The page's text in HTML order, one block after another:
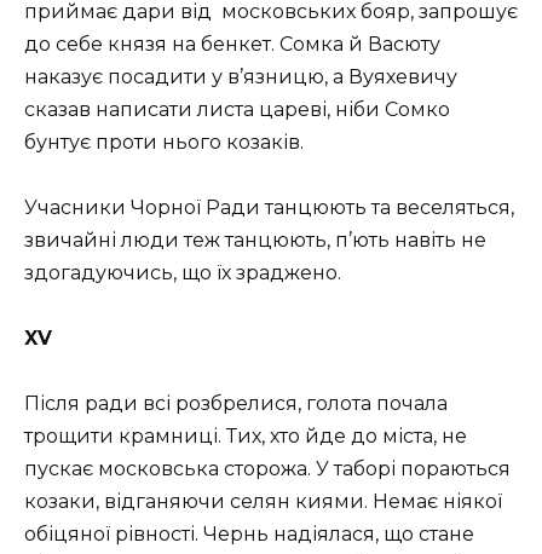
приймає дари від московських бояр, запрошує
до себе князя на бенкет. Сомка й Васюту
наказує посадити у в’язницю, а Вуяхевичу
сказав написати листа цареві, ніби Сомко
бунтує проти нього козаків.
Учасники Чорної Ради танцюють та веселяться,
звичайні люди теж танцюють, п’ють навіть не
здогадуючись, що їх зраджено.
XV
Після ради всі розбрелися, голота почала
трощити крамниці. Тих, хто йде до міста, не
пускає московська сторожа. У таборі пораються
козаки, відганяючи селян киями. Немає ніякої
обіцяної рівності. Чернь надіялася, що стане